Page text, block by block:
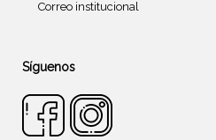
Correo institucional
Síguenos